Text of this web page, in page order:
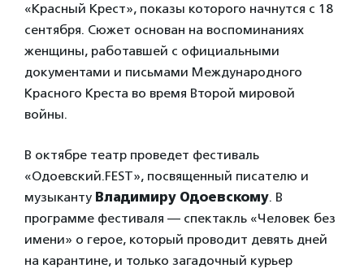
«Красный Крест», показы которого начнутся с 18
сентября. Сюжет основан на воспоминаниях
женщины, работавшей с официальными
документами и письмами Международного
Красного Креста во время Второй мировой
войны.
В октябре театр проведет фестиваль
«Одоевский.FEST», посвященный писателю и
музыканту Владимиру Одоевскому. В
программе фестиваля — спектакль «Человек без
имени» о герое, который проводит девять дней
на карантине, и только загадочный курьер